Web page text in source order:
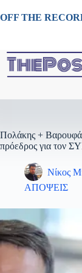
στο
OFF THE
Πολάκης +
πρόεδρος για τον
Νίκος
ΑΠΟΨΕΙΣ